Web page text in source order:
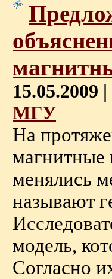
15.05.2009 |
МГУ
На
магнитные
менялись
называют
модель,
Согласно